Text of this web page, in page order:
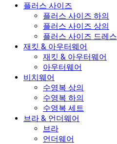
플러스 사이즈
플러스 사이즈 하의
플러스 사이즈 상의
플러스 사이즈 드레스
재킷 & 아우터웨어
재킷 & 아우터웨어
아우터웨어
비치웨어
수영복 상의
수영복 하의
수영복 세트
브라 & 언더웨어
브라
언더웨어